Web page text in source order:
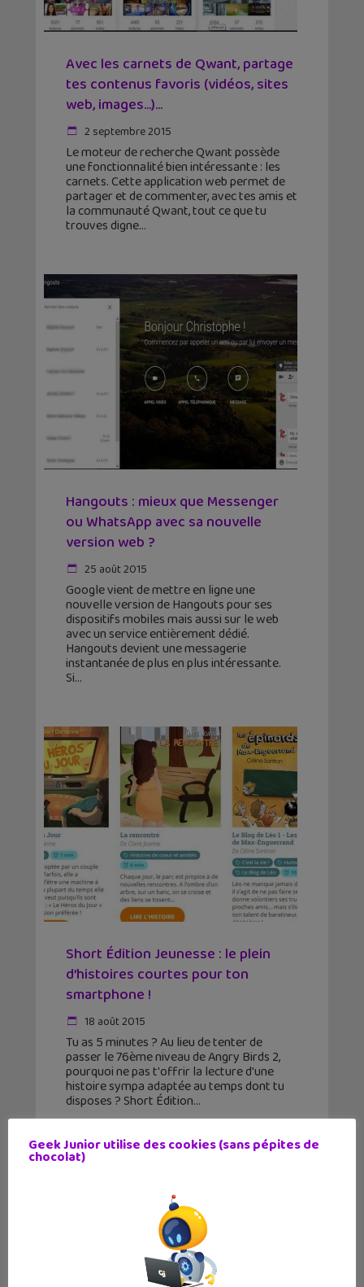
Avec les carnets de Qwant, partage
tes contenus favoris (vidéos, sites
web, images…)...
2 septembre 2015
Le moteur de recherche Qwant possède
une fonctionnalité bien intéressante : les
carnets. Cette application web permet de
partager et de commenter, avec tes amis et
la communauté Qwant, tout ce que tu
trouves digne
Hangouts : mieux que Messenger
ou WhatsApp avec sa nouvelle
version web ?
25 août 2015
Google vient de mettre en ligne une
nouvelle version de Hangouts pour ses
dispositifs mobiles mais aussi sur le web
avec un service entièrement dédié.
Hangouts devient une messagerie
instantanée de plus en plus intéressante.
Si
Short Édition Jeunesse : le plein
d’histoires courtes pour ton
smartphone !
18 août 2015
Tu as 5 minutes ? Au lieu de tenter de
passer le 76ème niveau de Angry Birds 2,
pourquoi ne pas t'offrir la lecture d'une
histoire sympa adaptée au temps dont tu
disposes ? Short Édition
Geek Junior utilise des cookies (sans pépites de
chocolat)